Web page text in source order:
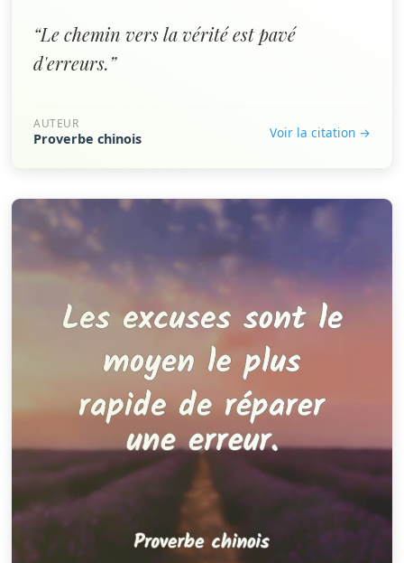
“Le chemin vers la vérité est pavé
d'erreurs.”
AUTEUR
Proverbe chinois Voir la citation →